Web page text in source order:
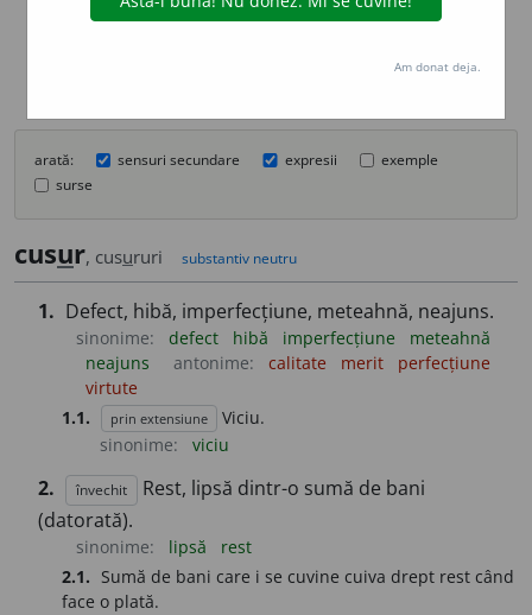
Puteți reordona filele pe pagina de
arată: sensuri secundare expresii
exemple
surse
cusur, cusururi substantiv neutru
1. Defect, hibă, imperfecțiune, meteahnă, neajuns.
sinonime: defect hibă imperfecțiune
meteahnă
neajuns
antonime: calitate merit
perfecțiune
virtute
1.1.
prin extensiune
Viciu.
sinonime:
viciu
2. învechit
Rest, lipsă dintr-o sumă de bani
(datorată).
sinonime: lipsă
rest
2.1. Sumă de bani care i se cuvine cuiva drept rest când
face o plată.
Am donat deja.